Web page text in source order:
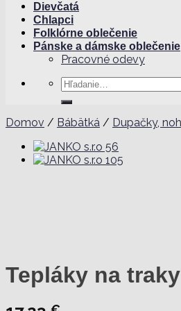
Dievčatá
Chlapci
Folklórne oblečenie
Pánske a dámske oblečenie
Pracovné odevy
Hľadať:
Domov / Bábätká / Dupačky,
Tepláky na